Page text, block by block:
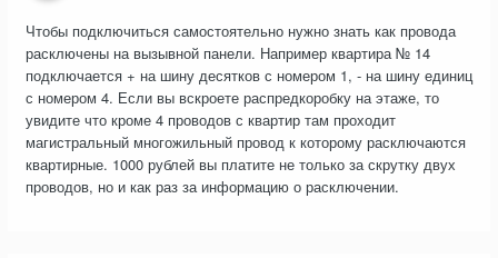
Чтобы подключиться самостоятельно нужно знать как провода
расключены на вызывной панели. Например квартира № 14
подключается + на шину десятков с номером 1, - на шину единиц
с номером 4. Если вы вскроете распредкоробку на этаже, то
увидите что кроме 4 проводов с квартир там проходит
магистральный многожильный провод к которому расключаются
квартирные. 1000 рублей вы платите не только за скрутку двух
проводов, но и как раз за информацию о расключении.